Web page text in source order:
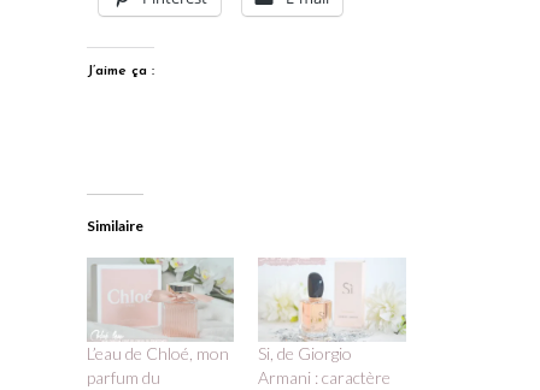
J’aime ça :
Similaire
L’eau de Chloé, mon
parfum du
Si, de Giorgio
Armani : caractère